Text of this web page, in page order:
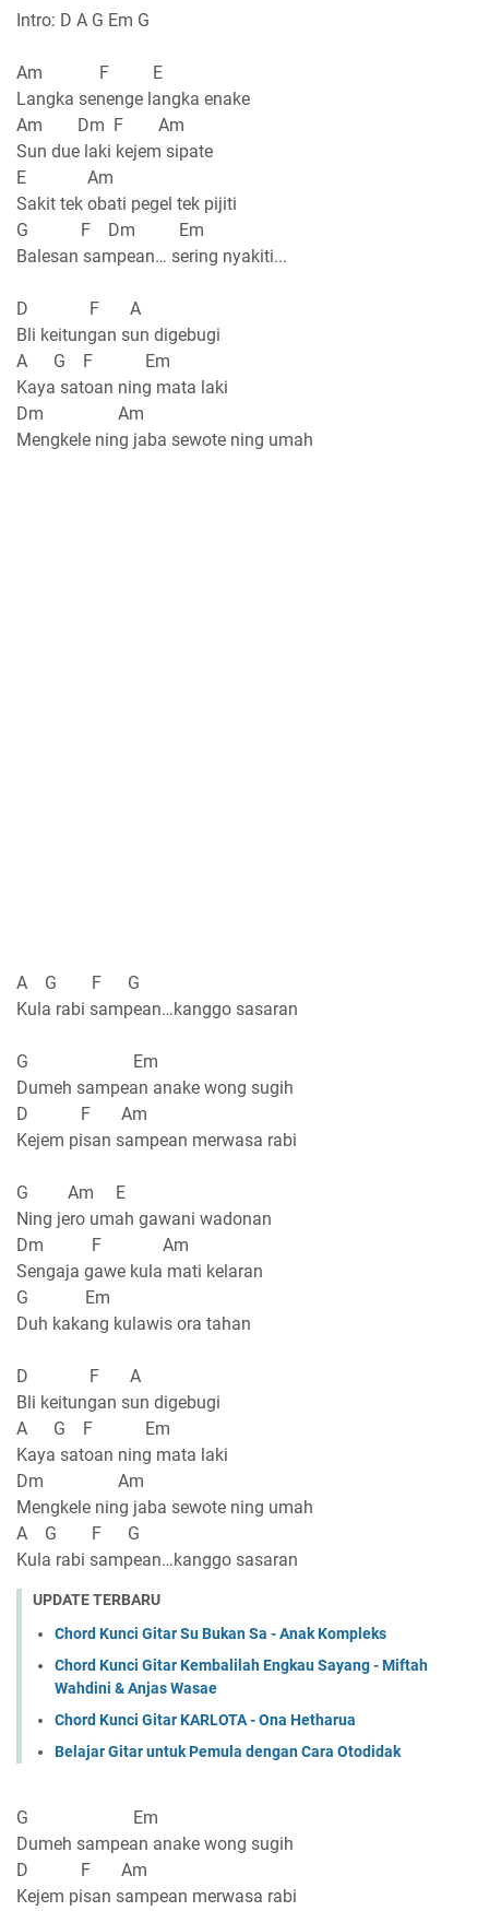
Intro: D A G Em G
Am F E
Langka senenge langka enake
Am Dm F Am
Sun due laki kejem sipate
E Am
Sakit tek obati pegel tek pijiti
G F Dm Em
Balesan sampean… sering nyakiti...
D F A
Bli keitungan sun digebugi
A G F Em
Kaya satoan ning mata laki
Dm Am
Mengkele ning jaba sewote ning umah
A G F G
Kula rabi sampean…kanggo sasaran
G Em
Dumeh sampean anake wong sugih
D F Am
Kejem pisan sampean merwasa rabi
G Am E
Ning jero umah gawani wadonan
Dm F Am
Sengaja gawe kula mati kelaran
G Em
Duh kakang kulawis ora tahan
D F A
Bli keitungan sun digebugi
A G F Em
Kaya satoan ning mata laki
Dm Am
Mengkele ning jaba sewote ning umah
A G F G
Kula rabi sampean…kanggo sasaran
UPDATE TERBARU
Chord Kunci Gitar Su Bukan Sa - Anak Kompleks
Chord Kunci Gitar Kembalilah Engkau Sayang - Miftah
Wahdini & Anjas Wasae
Chord Kunci Gitar KARLOTA - Ona Hetharua
Belajar Gitar untuk Pemula dengan Cara Otodidak
G Em
Dumeh sampean anake wong sugih
D F Am
Kejem pisan sampean merwasa rabi